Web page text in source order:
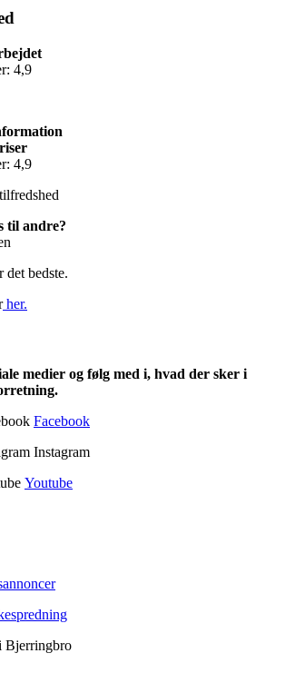
4,9
4,9
til andre?
det bedste.
her.
medier og følg med i, hvad der sker i
Facebook
Instagram
Youtube
Bjerringbro